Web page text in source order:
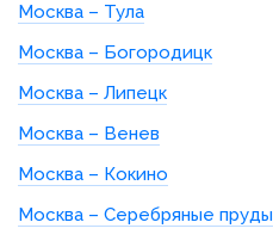
Москва – Тула
Москва – Богородицк
Москва – Липецк
Москва – Венев
Москва – Кокино
Москва – Серебряные пруды